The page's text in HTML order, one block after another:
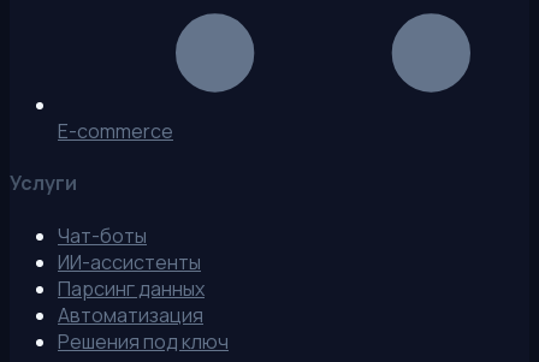
E-commerce
Услуги
Чат-боты
ИИ-ассистенты
Парсинг данных
Автоматизация
Решения под ключ